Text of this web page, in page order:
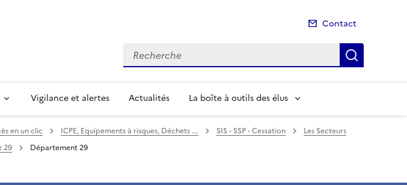
Contact
Recherche
Vigilance et alertes Actualités La boîte à outils des élus
en un clic ICPE, Equipements à risques, Déchets …. SIS - SSP - Cessation
Les Secteurs
29 Département 29